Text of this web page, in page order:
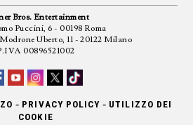
Bros. Entertainment
Puccini, 6 - 00198 Roma
Uberto, 11 - 20122 Milano
00896521002
- PRIVACY POLICY - UTILIZZO DEI
COOKIE